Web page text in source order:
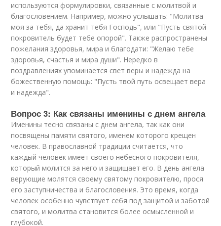
используются формулировки, связанные с молитвой и
благословением. Например, можно услышать: "Молитва
моя за тебя, да хранит тебя Господь", или "Пусть святой
покровитель будет тебе опорой". Также распространены
пожелания здоровья, мира и благодати: "Желаю тебе
здоровья, счастья и мира души". Нередко в
поздравлениях упоминается свет веры и надежда на
божественную помощь: "Пусть твой путь освещает вера
и надежда".
Вопрос 3: Как связаны именины с днем ангела
Именины тесно связаны с днем ангела, так как они
посвящены памяти святого, именем которого крещен
человек. В православной традиции считается, что
каждый человек имеет своего небесного покровителя,
который молится за него и защищает его. В день ангела
верующие молятся своему святому покровителю, прося
его заступничества и благословения. Это время, когда
человек особенно чувствует себя под защитой и заботой
святого, и молитва становится более осмысленной и
глубокой.